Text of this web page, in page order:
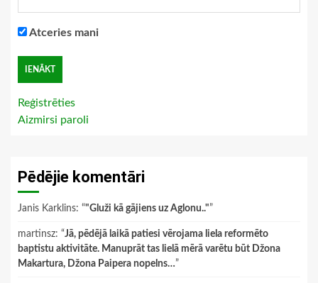
Atceries mani
Reģistrēties
Aizmirsi paroli
Pēdējie komentāri
Janis Karklins: “"Gluži kā gājiens uz Aglonu.."”
martinsz: “Jā, pēdējā laikā patiesi vērojama liela reformēto
baptistu aktivitāte. Manuprāt tas lielā mērā varētu būt Džona
Makartura, Džona Paipera nopelns…”